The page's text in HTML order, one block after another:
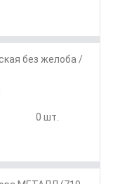
без желоба /
0 шт.